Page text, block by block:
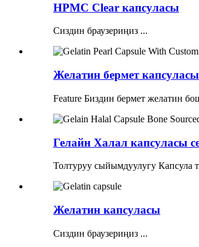
HPMC Clear капсуласы
Сиздин браузериңиз ...
Желатин бермет
Feature Биздин бермет желатин
Гелайн Халал капсуласы
Толтуруу сыйымдуулугу Капсула
Желатин капсуласы
Сиздин браузериңиз ...